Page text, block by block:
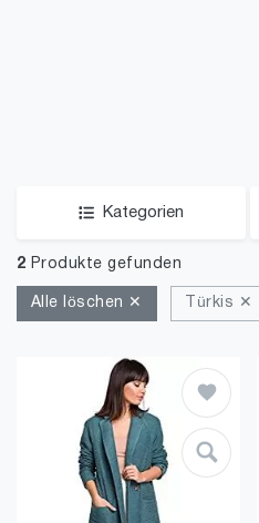
Kategorien
2 Produkte gefunden
Alle löschen ✕ Türkis ✕